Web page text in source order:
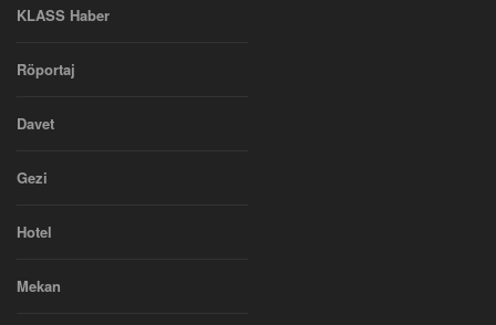
KLASS Haber
Röportaj
Davet
Gezi
Hotel
Mekan